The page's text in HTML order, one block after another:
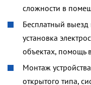
сложности в
Бесплатный
установка
объектах, помощь
Монтаж
открытого типа,